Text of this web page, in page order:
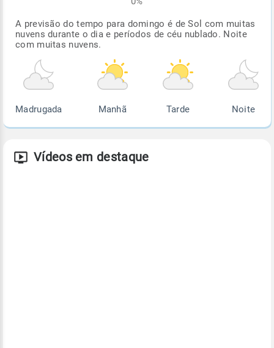
A previsão do tempo para domingo é de Sol com muitas
nuvens durante o dia e períodos de céu nublado. Noite
com muitas nuvens.
Madrugada Manhã Tarde Noite
Vídeos em destaque